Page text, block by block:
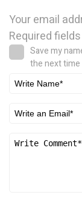
Your email
Required
Save my
the next time